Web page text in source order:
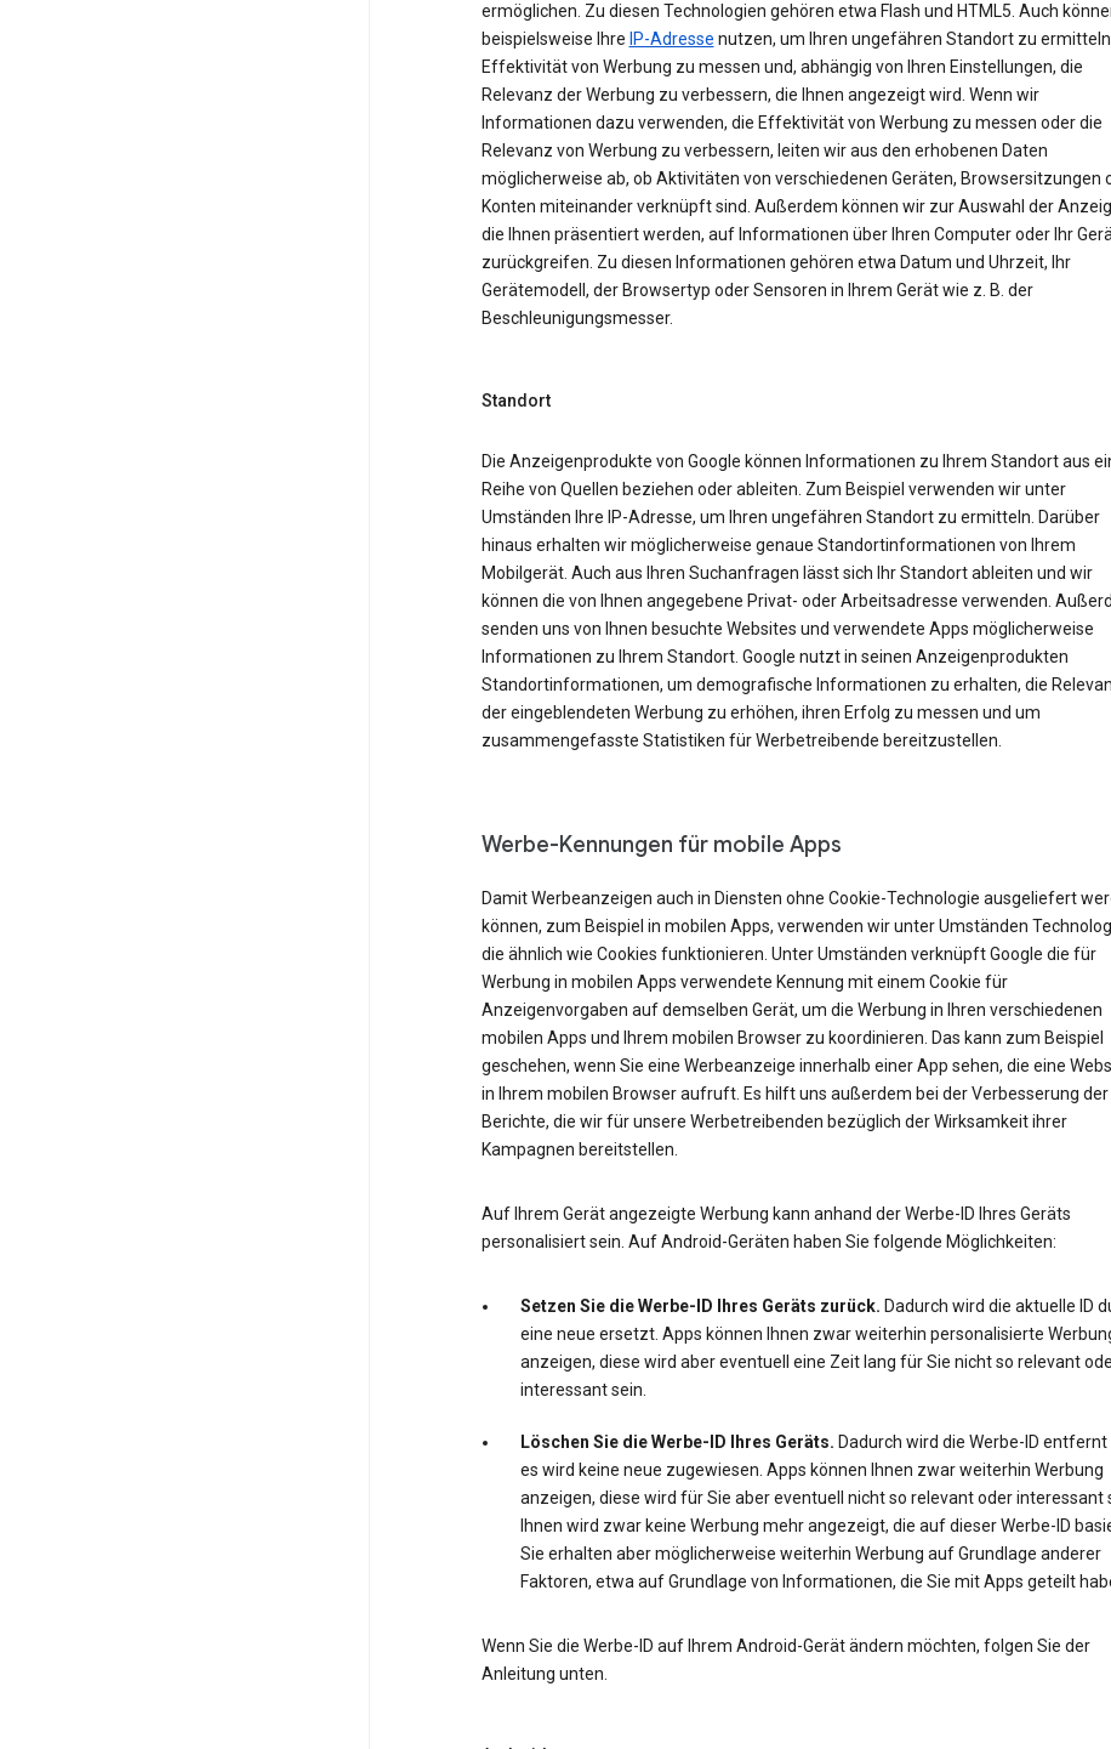
ermöglichen. Zu diesen Technologien gehören etwa Flash und HTML5. Auch
beispielsweise Ihre IP-Adresse nutzen, um Ihren ungefähren Standort zu
Effektivität von Werbung zu messen und, abhängig von Ihren Einstellungen, die
Relevanz der Werbung zu verbessern, die Ihnen angezeigt wird. Wenn wir
Informationen dazu verwenden, die Effektivität von Werbung zu messen oder die
Relevanz von Werbung zu verbessern, leiten wir aus den erhobenen Daten
möglicherweise ab, ob Aktivitäten von verschiedenen Geräten, Browsersitzungen
Konten miteinander verknüpft sind. Außerdem können wir zur Auswahl der
die Ihnen präsentiert werden, auf Informationen über Ihren Computer oder Ihr
zurückgreifen. Zu diesen Informationen gehören etwa Datum und Uhrzeit, Ihr
Gerätemodell, der Browsertyp oder Sensoren in Ihrem Gerät wie z. B. der
Beschleunigungsmesser.
Standort
Die Anzeigenprodukte von Google können Informationen zu Ihrem Standort aus
Reihe von Quellen beziehen oder ableiten. Zum Beispiel verwenden wir unter
Umständen Ihre IP-Adresse, um Ihren ungefähren Standort zu ermitteln. Darüber
hinaus erhalten wir möglicherweise genaue Standortinformationen von Ihrem
Mobilgerät. Auch aus Ihren Suchanfragen lässt sich Ihr Standort ableiten und wir
können die von Ihnen angegebene Privat- oder Arbeitsadresse verwenden.
senden uns von Ihnen besuchte Websites und verwendete Apps möglicherweise
Informationen zu Ihrem Standort. Google nutzt in seinen Anzeigenprodukten
Standortinformationen, um demografische Informationen zu erhalten, die
der eingeblendeten Werbung zu erhöhen, ihren Erfolg zu messen und um
zusammengefasste Statistiken für Werbetreibende bereitzustellen.
Werbe-Kennungen für mobile Apps
Damit Werbeanzeigen auch in Diensten ohne Cookie-Technologie ausgeliefert
können, zum Beispiel in mobilen Apps, verwenden wir unter Umständen
die ähnlich wie Cookies funktionieren. Unter Umständen verknüpft Google die für
Werbung in mobilen Apps verwendete Kennung mit einem Cookie für
Anzeigenvorgaben auf demselben Gerät, um die Werbung in Ihren verschiedenen
mobilen Apps und Ihrem mobilen Browser zu koordinieren. Das kann zum Beispiel
geschehen, wenn Sie eine Werbeanzeige innerhalb einer App sehen, die eine
in Ihrem mobilen Browser aufruft. Es hilft uns außerdem bei der Verbesserung der
Berichte, die wir für unsere Werbetreibenden bezüglich der Wirksamkeit ihrer
Kampagnen bereitstellen.
Auf Ihrem Gerät angezeigte Werbung kann anhand der Werbe-ID Ihres Geräts
personalisiert sein. Auf Android-Geräten haben Sie folgende Möglichkeiten:
Setzen Sie die Werbe-ID Ihres Geräts zurück. Dadurch wird die aktuelle ID
eine neue ersetzt. Apps können Ihnen zwar weiterhin personalisierte
anzeigen, diese wird aber eventuell eine Zeit lang für Sie nicht so relevant
interessant sein.
Löschen Sie die Werbe-ID Ihres Geräts. Dadurch wird die Werbe-ID entfernt
es wird keine neue zugewiesen. Apps können Ihnen zwar weiterhin Werbung
anzeigen, diese wird für Sie aber eventuell nicht so relevant oder interessant
Ihnen wird zwar keine Werbung mehr angezeigt, die auf dieser Werbe-ID
Sie erhalten aber möglicherweise weiterhin Werbung auf Grundlage anderer
Faktoren, etwa auf Grundlage von Informationen, die Sie mit Apps geteilt
Wenn Sie die Werbe-ID auf Ihrem Android-Gerät ändern möchten, folgen Sie der
Anleitung unten.